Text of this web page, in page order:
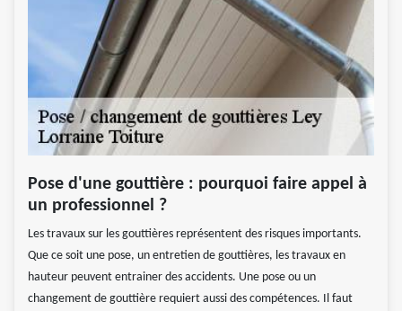
Pose d'une gouttière : pourquoi faire appel à
un professionnel ?
Les travaux sur les gouttières représentent des risques importants.
Que ce soit une pose, un entretien de gouttières, les travaux en
hauteur peuvent entrainer des accidents. Une pose ou un
changement de gouttière requiert aussi des compétences. Il faut